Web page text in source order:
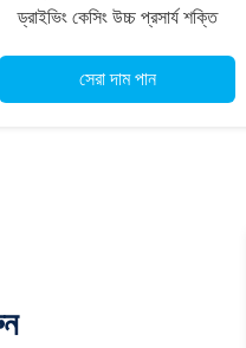
ড্রাইভিং কেসিং উচ্চ প্রসার্য শক্তি
সেরা দাম পান